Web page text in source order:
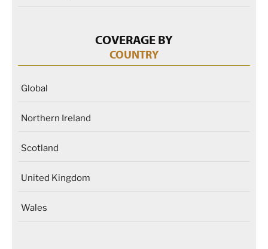
COVERAGE BY
COUNTRY
Global
Northern Ireland
Scotland
United Kingdom
Wales